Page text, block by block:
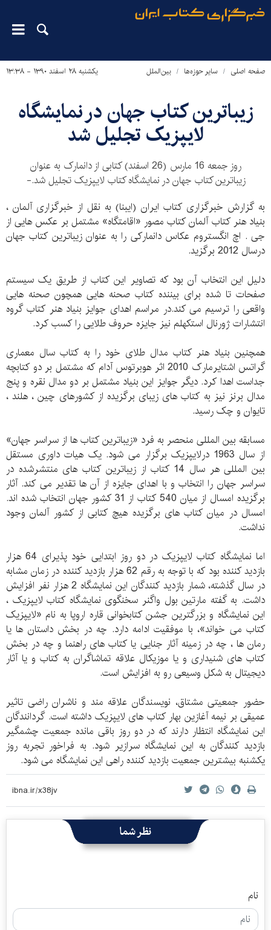
صفحه اصلی سایر حوزه‌ها بین‌الملل یکشنبه ۲۸ اسفند ۱۳۹۰ - ۱۳:۳۸
زیباترین کتاب جهان در نمایشگاه
لایپزیک تجلیل شد
روز جمعه 16 مارس (26 اسفند) کتابی از دانمارک به عنوان
زیباترین کتاب جهان در نمایشگاه کتاب لایپزیک تجلیل شد.-
به گزارش خبرگزاری کتاب ایران (ایبنا) به نقل از خبرگزاری آلمان ،
بنیاد هنر کتاب آلمان کتاب مصور «اقامتگاه» مشتمل بر عکس هایی از
جی . اچ انگستروم عکاس دانمارکی را به عنوان زیباترین کتاب جهان
درسال 2012 برگزید.
دلیل این انتخاب آن بود که تصاویر این کتاب از طریق یک سیستم
صفحات تا شده برای بیننده کتاب صحنه هایی همچون صحنه هایی
واقعی را ترسیم می کند.در مراسم اهدای جوایز بنیاد هنر کتاب گروه
انتشارات ژورنال استکهلم نیز جایزه حروف طلایی را کسب کرد.
همچنین بنیاد هنر کتاب مدال طلای خود را به کتاب سال معماری
گراتس اشتایرمارک 2010 اثر هوبرتوس آدام که مشتمل بر دو کتابچه
جداست اهدا کرد. دیگر جوایز این بنیاد مشتمل بر دو مدال نقره و پنج
مدال برنز نیز به کتاب های زیبای برگزیده از کشورهای چین ، هلند ،
تایوان و چک رسید.
مسابقه بین المللی منحصر به فرد «زیباترین کتاب ها از سراسر جهان»
از سال 1963 درلایپزیک برگزار می شود. یک هیات داوری مستقل
بین المللی هر سال 14 کتاب از زیباترین کتاب های منتشرشده در
سراسر جهان را انتخاب و با اهدای جایزه از آن ها تقدیر می کند. آثار
برگزیده امسال از میان 540 کتاب از 31 کشور جهان انتخاب شده اند.
امسال در میان کتاب های برگزیده هیچ کتابی از کشور آلمان وجود
نداشت.
اما نمایشگاه کتاب لایپزیک در دو روز ابتدایی خود پذیرای 64 هزار
بازدید کننده بود که با توجه به رقم 62 هزار بازدید کننده در زمان مشابه
در سال گذشته، شمار بازدید کنندگان این نمایشگاه 2 هزار نفر افزایش
داشت. به گفته مارتین بول واگنر سخنگوی نمایشگاه کتاب لایپزیک ،
این نمایشگاه و بزرگترین جشن کتابخوانی قاره اروپا به نام «لایپزیک
کتاب می خواند»، با موفقیت ادامه دارد. چه در بخش داستان ها یا
رمان ها ، چه در زمینه آثار جنایی یا کتاب های راهنما و چه در بخش
کتاب های شنیداری و یا موزیکال علاقه تماشاگران به کتاب و یا آثار
دیجیتال به شکل وسیعی رو به افزایش است.
حضور جمعیتی مشتاق، نویسندگان علاقه مند و ناشران راضی تاثیر
عمیقی بر نیمه آغازین بهار کتاب های لایپزیک داشته است. گردانندگان
این نمایشگاه انتظار دارند که در دو روز باقی مانده جمعیت چشمگیر
بازدید کنندگان به این نمایشگاه سرازیر شود. به فراخور تجربه روز
یکشنبه بیشترین جمعیت بازدید کننده راهی این نمایشگاه می شود.
نظر شما
نام